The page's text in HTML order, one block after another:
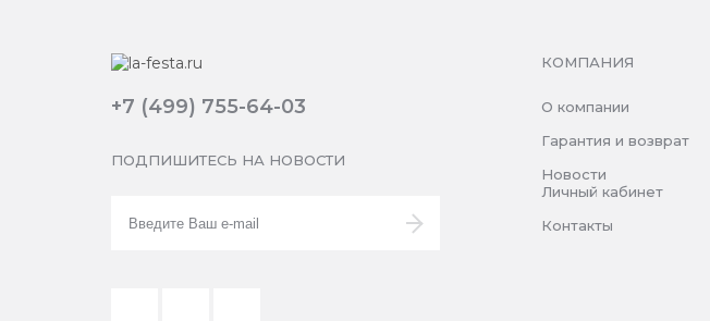
+7 (499) 755-64-03
ПОДПИШИТЕСЬ НА НОВОСТИ
КОМПАНИЯ
О компании
Гарантия и возврат
Новости
Личный кабинет
Контакты